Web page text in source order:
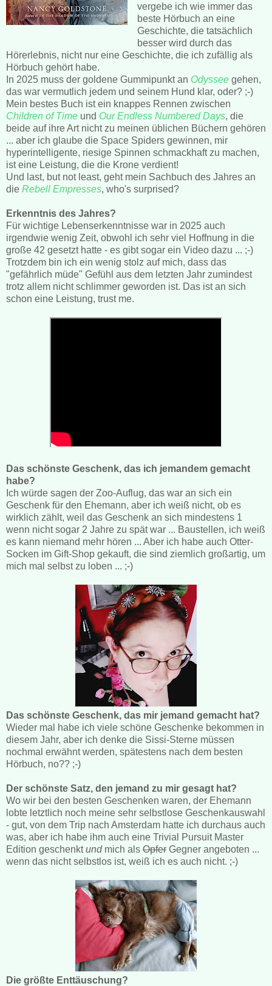
vergebe ich wie immer das
beste Hörbuch an eine
Geschichte, die tatsächlich
besser wird durch das
Hörerlebnis, nicht nur eine Geschichte, die ich zufällig als
Hörbuch gehört habe.
In 2025 muss der goldene Gummipunkt an Odyssee gehen,
das war vermutlich jedem und seinem Hund klar, oder? ;-)
Mein bestes Buch ist ein knappes Rennen zwischen
Children of Time und Our Endless Numbered Days, die
beide auf ihre Art nicht zu meinen üblichen Büchern gehören
... aber ich glaube die Space Spiders gewinnen, mir
hyperintelligente, riesige Spinnen schmackhaft zu machen,
ist eine Leistung, die die Krone verdient!
Und last, but not least, geht mein Sachbuch des Jahres an
die Rebell Empresses, who's surprised?
Erkenntnis des Jahres?
Für wichtige Lebenserkenntnisse war in 2025 auch
irgendwie wenig Zeit, obwohl ich sehr viel Hoffnung in die
große 42 gesetzt hatte - es gibt sogar ein Video dazu ... ;-)
Trotzdem bin ich ein wenig stolz auf mich, dass das
"gefährlich müde" Gefühl aus dem letzten Jahr zumindest
trotz allem nicht schlimmer geworden ist. Das ist an sich
schon eine Leistung, trust me.
Das schönste Geschenk, das ich jemandem gemacht
habe?
Ich würde sagen der Zoo-Auflug, das war an sich ein
Geschenk für den Ehemann, aber ich weiß nicht, ob es
wirklich zählt, weil das Geschenk an sich mindestens 1
wenn nicht sogar 2 Jahre zu spät war ... Baustellen, ich weiß
es kann niemand mehr hören ... Aber ich habe auch Otter-
Socken im Gift-Shop gekauft, die sind ziemlich großartig, um
mich mal selbst zu loben ... ;-)
Das schönste Geschenk, das mir jemand gemacht hat?
Wieder mal habe ich viele schöne Geschenke bekommen in
diesem Jahr, aber ich denke die Sissi-Sterne müssen
nochmal erwähnt werden, spätestens nach dem besten
Hörbuch, no?? ;-)
Der schönste Satz, den jemand zu mir gesagt hat?
Wo wir bei den besten Geschenken waren, der Ehemann
lobte letztlich noch meine sehr selbstlose Geschenkauswahl
- gut, von dem Trip nach Amsterdam hatte ich durchaus auch
was, aber ich habe ihm auch eine Trivial Pursuit Master
Edition geschenktund mich als Opfer Gegner angeboten ...
wenn das nicht selbstlos ist, weiß ich es auch nicht. ;-)
Die größte Enttäuschung?